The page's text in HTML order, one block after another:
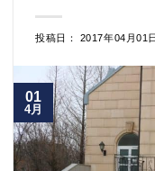
投稿日： 2017年04月01日
01
4月